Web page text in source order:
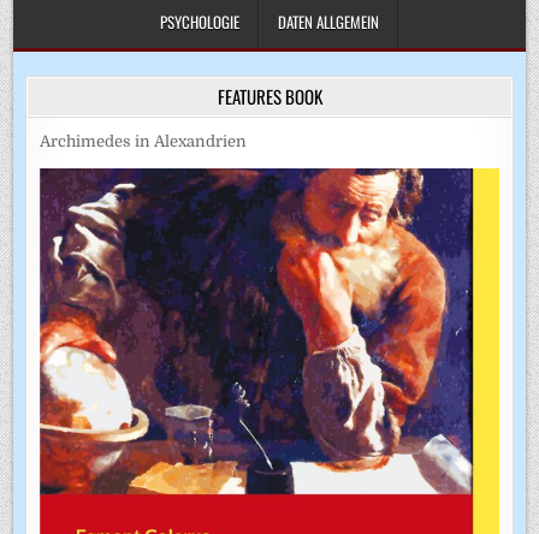
PSYCHOLOGIE DATEN ALLGEMEIN
FEATURES BOOK
Archimedes in Alexandrien